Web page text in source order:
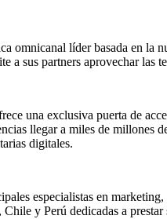
omnicanal líder basada en
a sus partners aprovechar
una exclusiva puerta de
llegar a miles de millones
digitales.
especialistas en
y Perú dedicadas a